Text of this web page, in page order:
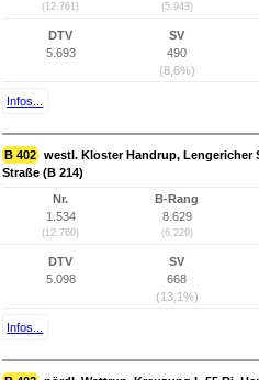
(12.761) (5.943)
DTV
5.693
SV
490
(8,6%)
Infos...
B 402 westl. Kloster Handrup, Lengericher
Straße (B 214)
Nr.
1.534
(12.760)
B-Rang
8.629
(6.229)
DTV
5.098
SV
668
(13,1%)
Infos...